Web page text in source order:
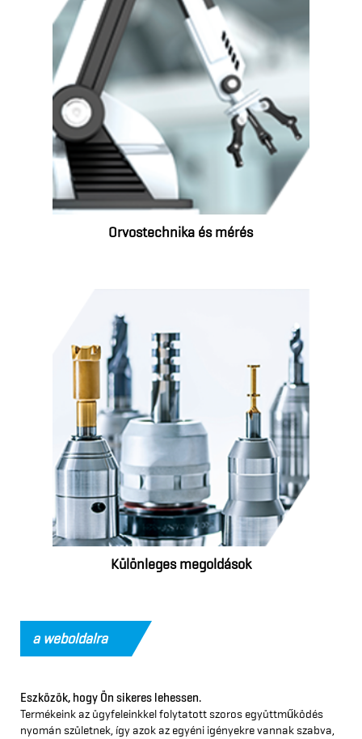
Orvostechnika és mérés
Különleges megoldások
a weboldalra
Eszközök, hogy Ön sikeres lehessen.
Termékeink az ügyfeleinkkel folytatott szoros együttműködés
nyomán születnek, így azok az egyéni igényekre vannak szabva,